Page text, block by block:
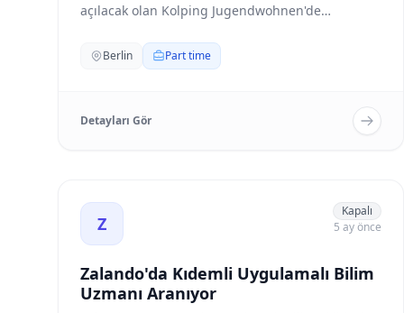
açılacak olan Kolping Jugendwohnen'de
Berlin Part time
Detayları Gör
Z
Kapalı
5 ay önce
Zalando'da Kıdemli Uygulamalı Bilim
Uzmanı Aranıyor